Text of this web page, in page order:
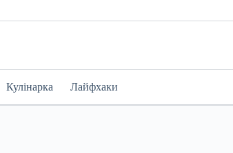
Кулінарка Лайфхаки